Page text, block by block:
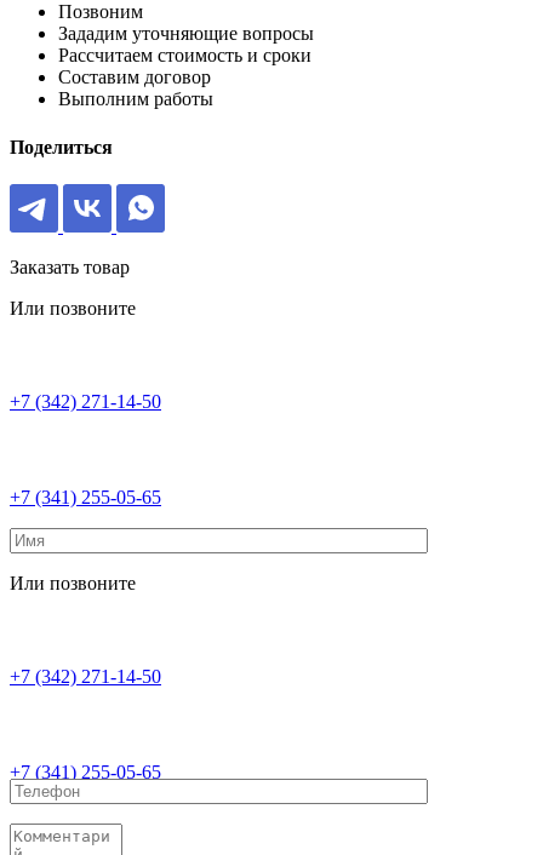
Позвоним
Зададим уточняющие вопросы
Рассчитаем стоимость и сроки
Составим договор
Выполним работы
Поделиться
Заказать товар
Или позвоните
+7 (342) 271-14-50
+7 (341) 255-05-65
Или позвоните
+7 (342) 271-14-50
+7 (341) 255-05-65